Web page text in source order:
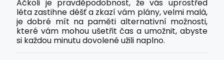
Ačkoli je pravděpodobnost, že vás uprostřed
léta zastihne déšť a zkazí vám plány, velmi malá,
je dobré mít na paměti alternativní možnosti,
které vám mohou ušetřit čas a umožnit, abyste
si každou minutu dovolené užili naplno.